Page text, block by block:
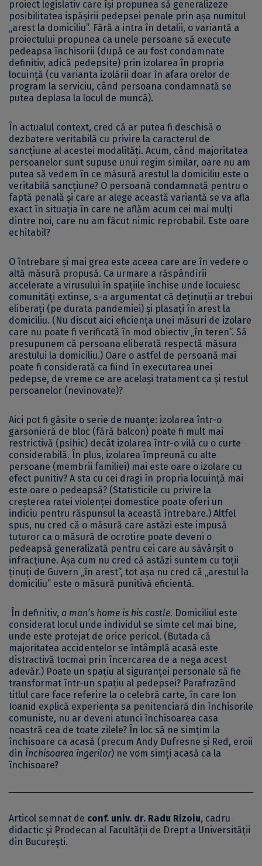
proiect legislativ care își propunea să generalizeze
posibilitatea ispășirii pedepsei penale prin așa numitul
„arest la domiciliu”. Fără a intra în detalii, o variantă a
proiectului propunea ca unele persoane să execute
pedeapsa închisorii (după ce au fost condamnate
definitiv, adică pedepsite) prin izolarea în propria
locuință (cu varianta izolării doar în afara orelor de
program la serviciu, când persoana condamnată se
putea deplasa la locul de muncă).
În actualul context, cred că ar putea fi deschisă o
dezbatere veritabilă cu privire la caracterul de
sancțiune al acestei modalități. Acum, când majoritatea
persoanelor sunt supuse unui regim similar, oare nu am
putea să vedem în ce măsură arestul la domiciliu este o
veritabilă sancțiune? O persoană condamnată pentru o
faptă penală și care ar alege această variantă se va afla
exact în situația în care ne aflăm acum cei mai mulți
dintre noi, care nu am făcut nimic reprobabil. Este oare
echitabil?
O întrebare și mai grea este aceea care are în vedere o
altă măsură propusă. Ca urmare a răspândirii
accelerate a virusului în spațiile închise unde locuiesc
comunități extinse, s-a argumentat că deținuții ar trebui
eliberați (pe durata pandemiei) și plasați în arest la
domiciliu. (Nu discut aici eficiența unei măsuri de izolare
care nu poate fi verificată în mod obiectiv „în teren”. Să
presupunem că persoana eliberată respectă măsura
arestului la domiciliu.) Oare o astfel de persoană mai
poate fi considerată ca fiind în executarea unei
pedepse, de vreme ce are același tratament ca și restul
persoanelor (nevinovate)?
Aici pot fi găsite o serie de nuanțe: izolarea într-o
garsonieră de bloc (fără balcon) poate fi mult mai
restrictivă (psihic) decât izolarea într-o vilă cu o curte
considerabilă. În plus, izolarea împreună cu alte
persoane (membrii familiei) mai este oare o izolare cu
efect punitiv? A sta cu cei dragi în propria locuință mai
este oare o pedeapsă? (Statisticile cu privire la
creșterea ratei violenței domestice poate oferi un
indiciu pentru răspunsul la această întrebare.) Altfel
spus, nu cred că o măsură care astăzi este impusă
tuturor ca o măsură de ocrotire poate deveni o
pedeapsă generalizată pentru cei care au săvârșit o
infracțiune. Așa cum nu cred că astăzi suntem cu toții
ținuți de Guvern „în arest”, tot așa nu cred că „arestul la
domiciliu” este o măsură punitivă eficientă.
În definitiv, a man’s home is his castle. Domiciliul este
considerat locul unde individul se simte cel mai bine,
unde este protejat de orice pericol. (Butada că
majoritatea accidentelor se întâmplă acasă este
distractivă tocmai prin încercarea de a nega acest
adevăr.) Poate un spațiu al siguranței personale să fie
transformat într-un spațiu al pedepsei? Parafrazând
titlul care face referire la o celebră carte, în care Ion
Ioanid explică experiența sa penitenciară din închisorile
comuniste, nu ar deveni atunci închisoarea casa
noastră cea de toate zilele? În loc să ne simțim la
închisoare ca acasă (precum Andy Dufresne și Red, eroii
din Închisoarea îngerilor) ne vom simți acasă ca la
închisoare?
Articol semnat de conf. univ. dr. Radu Rizoiu, cadru
didactic și Prodecan al Facultății de Drept a Universității
din București.